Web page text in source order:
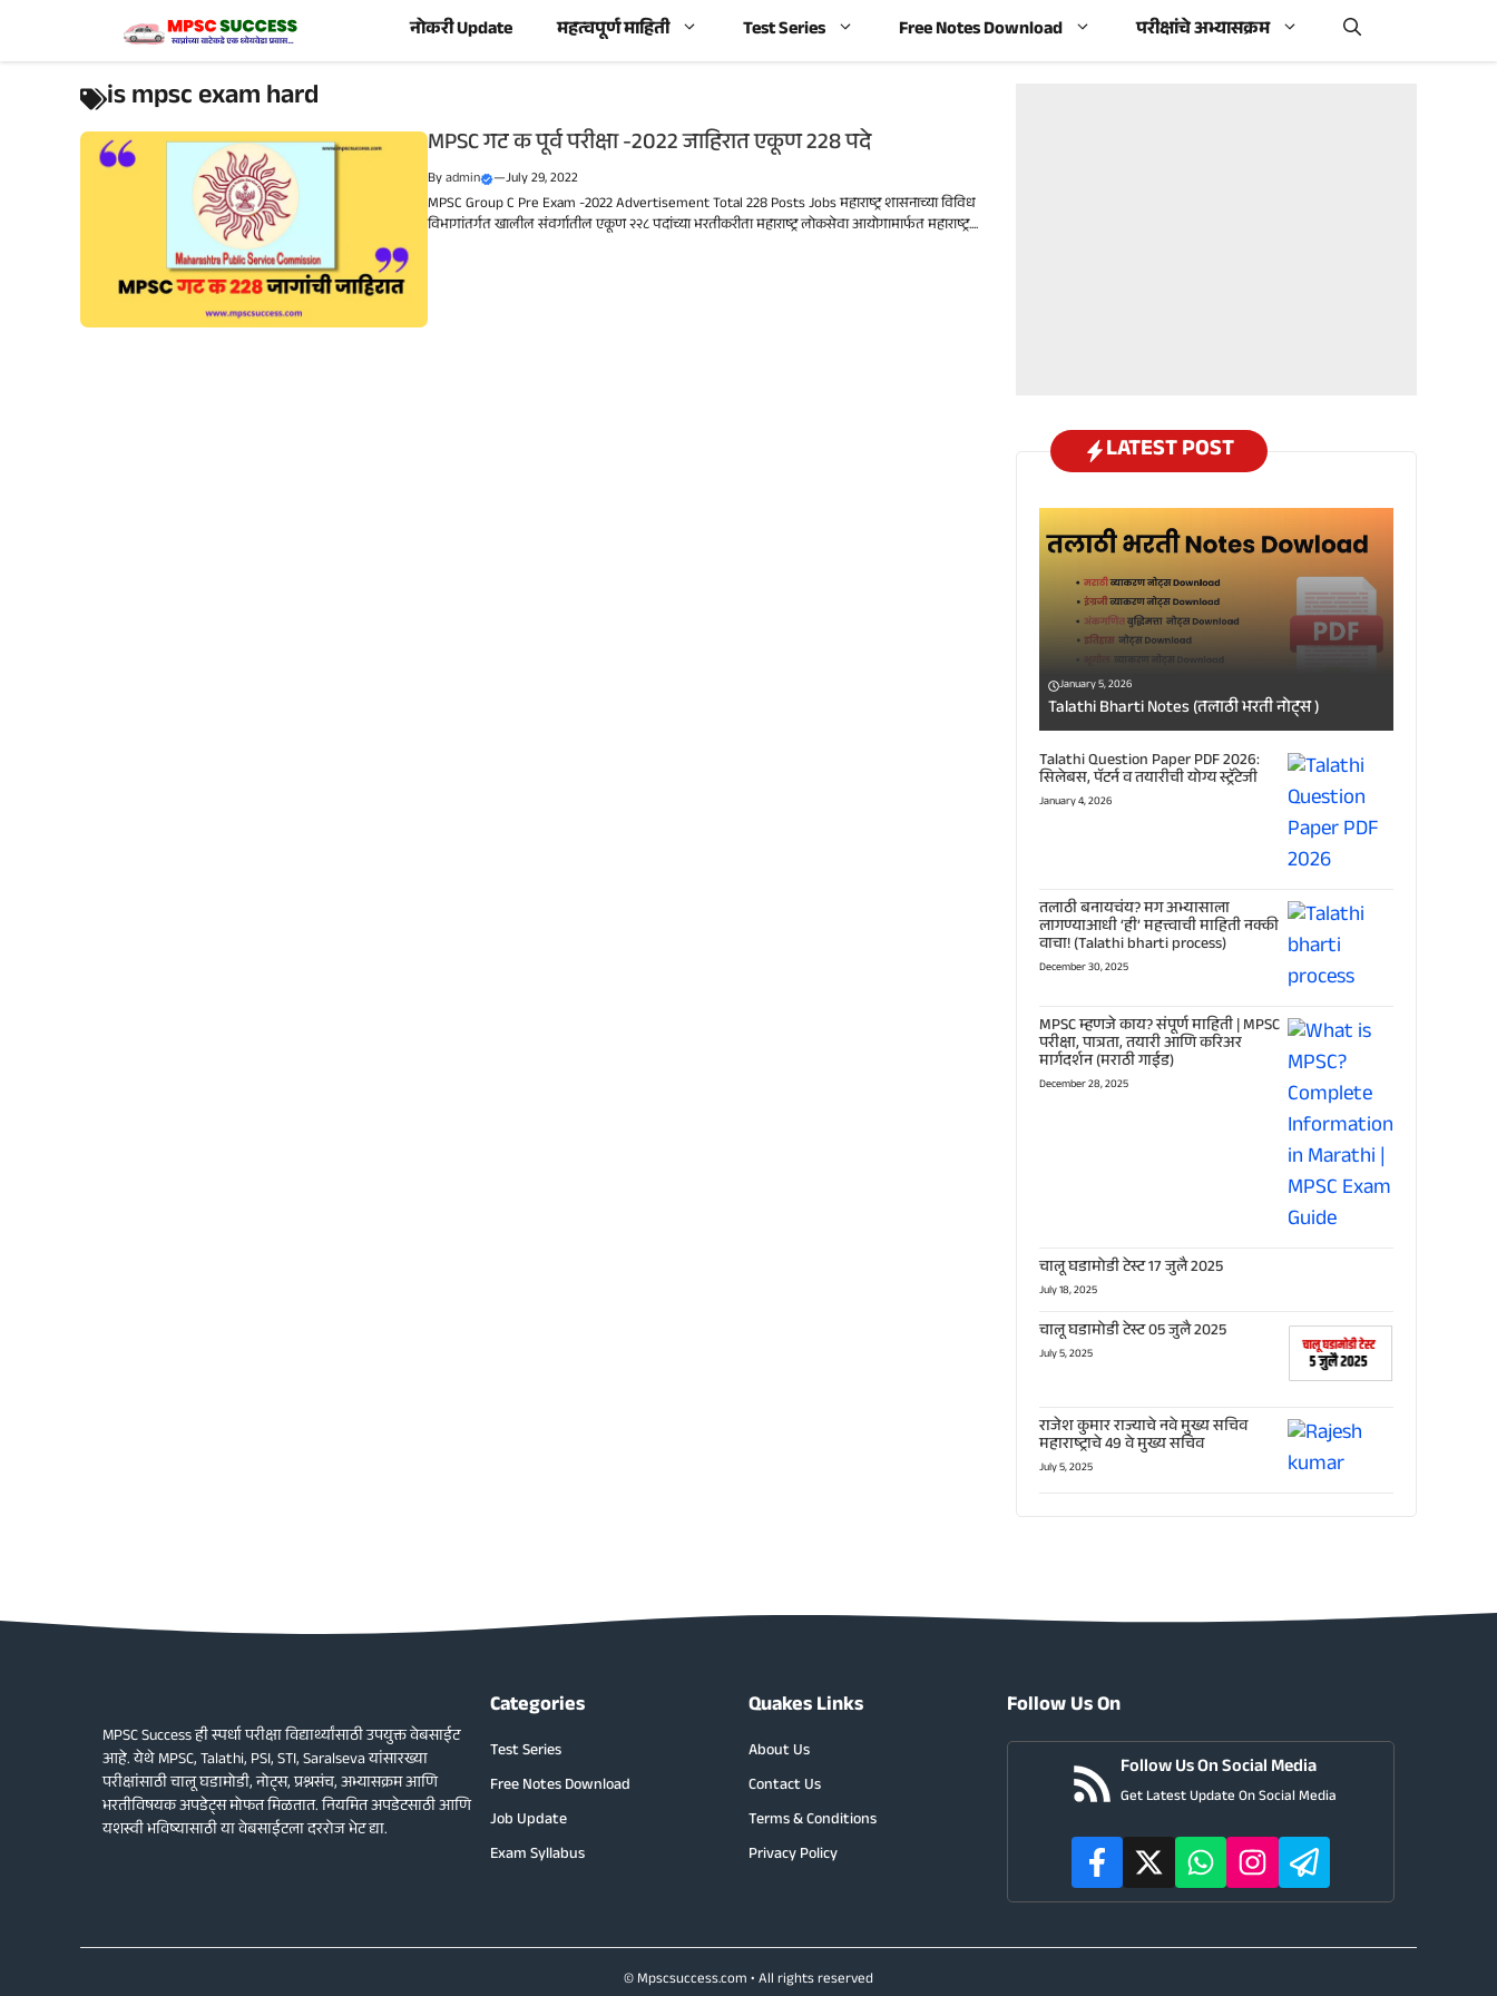
नोकरी Update महत्वपूर्ण माहिती Test Series Free Notes Download परीक्षांचे अभ्यासक्रम
is mpsc exam hard
MPSC गट क पूर्व परीक्षा -2022 जाहिरात एकूण 228 पदे
Byadmin —July 29, 2022
MPSC Group C Pre Exam -2022 Advertisement Total 228 Posts Jobs महाराष्ट्र शासनाच्या विविध
विभागांतर्गत खालील संवर्गातील एकूण २२८ पदांच्या भरतीकरीता महाराष्ट्र लोकसेवा आयोगामार्फत महाराष्ट्र....
LATEST POST
January 5, 2026
Talathi Bharti Notes (तलाठी भरती नोट्स )
Talathi Question Paper PDF 2026:
सिलेबस, पॅटर्न व तयारीची योग्य स्ट्रॅटेजी
January 4, 2026
तलाठी बनायचंय? मग अभ्यासाला
लागण्याआधी ‘ही’ महत्त्वाची माहिती नक्की
वाचा! (Talathi bharti process)
December 30, 2025
MPSC म्हणजे काय? संपूर्ण माहिती | MPSC
परीक्षा, पात्रता, तयारी आणि करिअर
मार्गदर्शन (मराठी गाईड)
December 28, 2025
चालू घडामोडी टेस्ट 17 जुलै 2025
July 18, 2025
चालू घडामोडी टेस्ट 05 जुलै 2025
July 5, 2025
राजेश कुमार राज्याचे नवे मुख्य सचिव
महाराष्ट्राचे 49 वे मुख्य सचिव
July 5, 2025
MPSC Success ही स्पर्धा परीक्षा विद्यार्थ्यांसाठी उपयुक्त वेबसाईट
आहे. येथे MPSC, Talathi, PSI, STI, Saralseva यांसारख्या
परीक्षांसाठी चालू घडामोडी, नोट्स, प्रश्नसंच, अभ्यासक्रम आणि
भरतीविषयक अपडेट्स मोफत मिळतात. नियमित अपडेटसाठी आणि
यशस्वी भविष्यासाठी या वेबसाईटला दररोज भेट द्या.
Categories
Test Series
Free Notes Download
Job Update
Exam Syllabus
Quakes Links
About Us
Contact Us
Terms & Conditions
Privacy Policy
Follow Us On
Follow Us On Social Media
Get Latest Update On Social Media
© Mpscsuccess.com • All rights reserved